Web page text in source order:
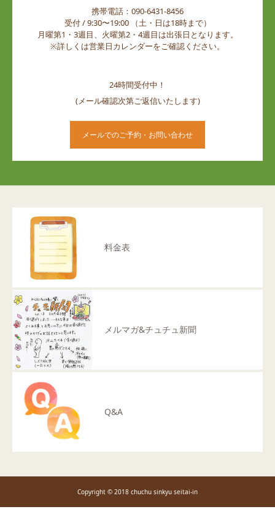
携帯電話：090-6431-8456
受付 / 9:30〜19:00 （土・日は18時まで）
月曜第1・3週目、火曜第2・4週目は出張日となります。
※詳しくは営業日カレンダーをご確認ください。
24時間受付中！
(メール確認次第ご返信いたします)
メールでのご予約・お問い合わせ
料金表
メルマガ&チュチュ新聞
Q&A
Copyright © 2018 chuchu sinkyu seitai-in